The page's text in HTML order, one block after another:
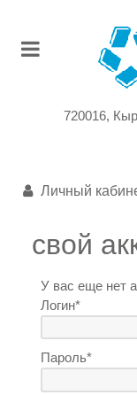
720016,
Личный
свой
У вас еще нет
Логин*
Пароль*